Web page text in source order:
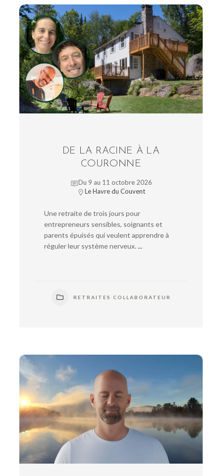
DE LA RACINE À LA
COURONNE
Du 9 au 11 octobre 2026
Le Havre du Couvent
Une retraite de trois jours pour
entrepreneurs sensibles, soignants et
parents épuisés qui veulent apprendre à
réguler leur système nerveux. ...
RETRAITES COLLABORATEUR